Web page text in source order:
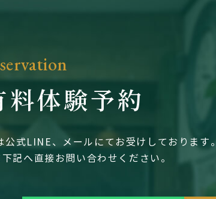
料体験予約
式LINE、メールにてお受けしております。
記へ直接お問い合わせください。